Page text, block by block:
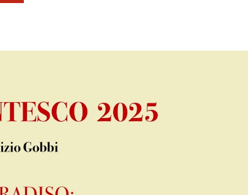
2025 RSM
DELLA DIMENSIONE DIVINA – MESE DANTESCO 2025 RSM
GIUSEPPE FANFANI – MESE DANTESCO 2026 RSM